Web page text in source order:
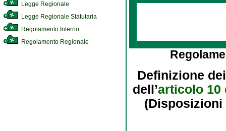
Legge Regionale
Legge Regionale Statutaria
Regolamento Interno
Regolamento Regionale
Definizione
dell’articolo 10